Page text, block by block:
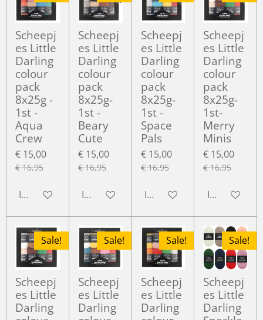
Scheepj
es Little
Darling
colour
pack
8x25g -
1st -
Aqua
Crew
€ 15,00
€ 16,95
In winkelwagen
Scheepj
es Little
Darling
colour
pack
8x25g-
1st -
Beary
Cute
€ 15,00
€ 16,95
In winkelwagen
Scheepj
es Little
Darling
colour
pack
8x25g-
1st -
Space
Pals
€ 15,00
€ 16,95
In winkelwagen
Scheepj
es Little
Darling
colour
pack
8x25g-
1st-
Merry
Minis
€ 15,00
€ 16,95
In
Sale!
Scheepj
es Little
Darling
Sale!
Scheepj
es Little
Darling
Sale!
Scheepj
es Little
Darling
Sale!
Scheepj
es Little
Darling